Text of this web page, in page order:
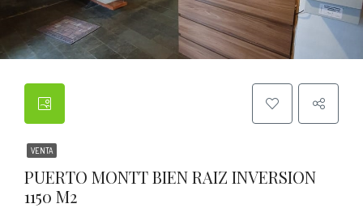
VENTA
PUERTO MONTT BIEN RAIZ INVERSION
1150 M2